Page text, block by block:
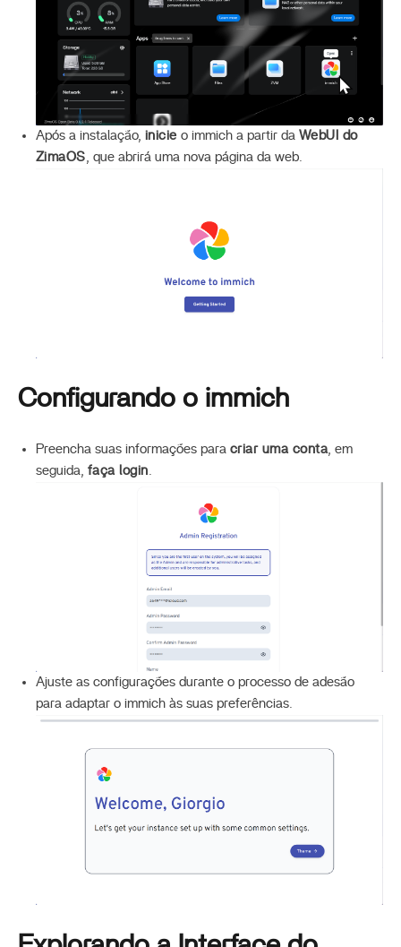
Após a instalação, inicie o immich a partir da WebUI do
ZimaOS, que abrirá uma nova página da web.
Configurando o immich
Preencha suas informações para criar uma conta, em
seguida, faça login.
Ajuste as configurações durante o processo de adesão
para adaptar o immich às suas preferências.